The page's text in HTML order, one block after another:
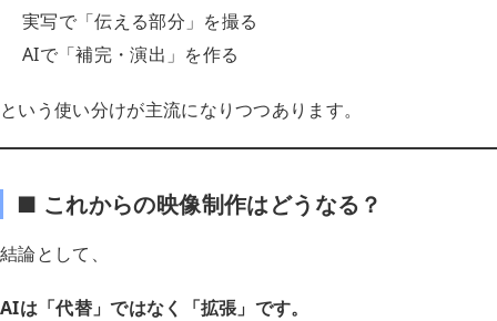
実写で「伝える部分」を撮る
AIで「補完・演出」を作る
という使い分けが主流になりつつあります。
■ これからの映像制作はどうなる？
結論として、
AIは「代替」ではなく「拡張」です。